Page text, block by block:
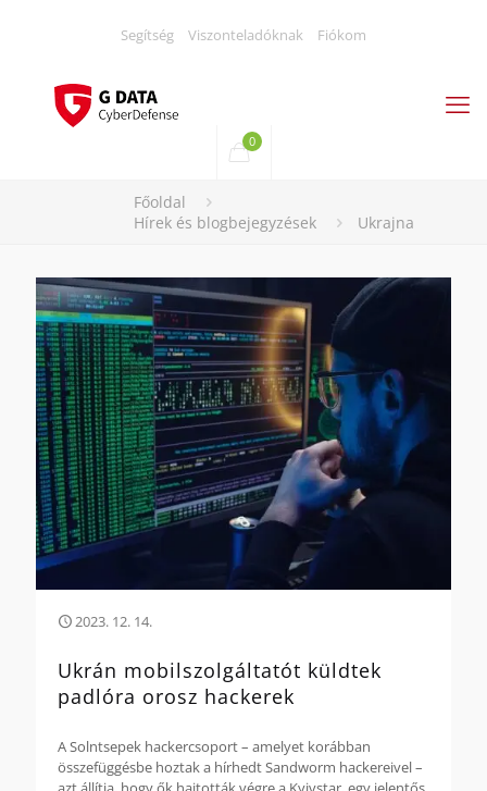
Segítség Viszonteladóknak Fiókom
0
Főoldal
Hírek és blogbejegyzések
Ukrajna
2023. 12. 14.
Ukrán mobilszolgáltatót küldtek
padlóra orosz hackerek
A Solntsepek hackercsoport – amelyet korábban
összefüggésbe hoztak a hírhedt Sandworm hackereivel –